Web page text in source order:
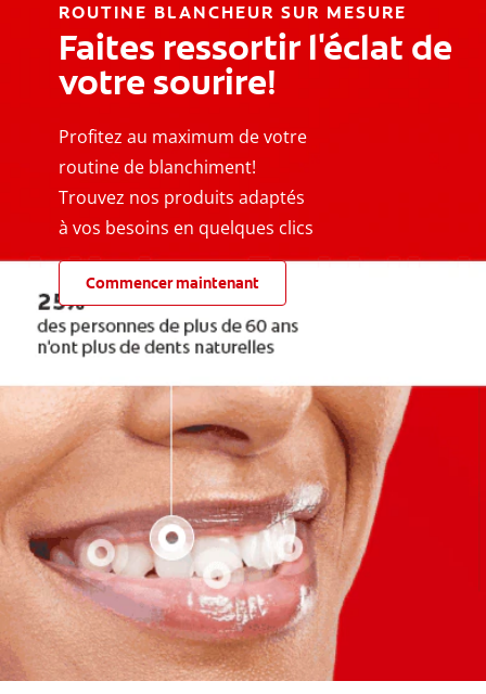
ROUTINE BLANCHEUR SUR MESURE
Faites ressortir l'éclat de
votre sourire!
Profitez au maximum de votre
routine de blanchiment!
Trouvez nos produits adaptés
à vos besoins en quelques clics
Commencer maintenant